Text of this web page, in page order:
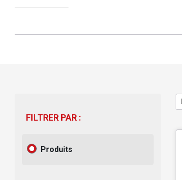
FILTRER PAR :
Produits